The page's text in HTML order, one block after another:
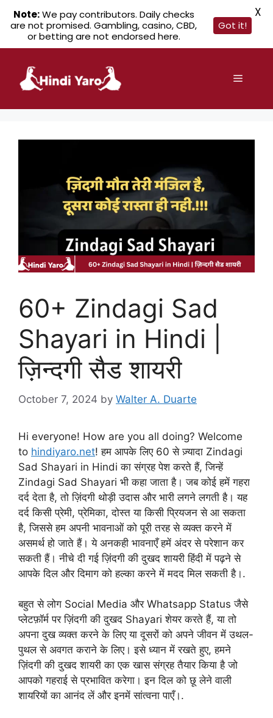
content
Menu
60+ Zindagi Sad
Shayari in Hindi |
ज़िन्दगी सैड शायरी
October 7, 2024 by Walter A. Duarte
Hi everyone! How are you all doing? Welcome
to hindiyaro.net! हम आपके लिए 60 से ज़्यादा Zindagi
Sad Shayari in Hindi का संग्रह पेश करते हैं, जिन्हें
Zindagi Sad Shayari भी कहा जाता है। जब कोई हमें गहरा
दर्द देता है, तो ज़िंदगी थोड़ी उदास और भारी लगने लगती है। यह
दर्द किसी प्रेमी, प्रेमिका, दोस्त या किसी प्रियजन से आ सकता
है, जिससे हम अपनी भावनाओं को पूरी तरह से व्यक्त करने में
असमर्थ हो जाते हैं। ये अनकही भावनाएँ हमें अंदर से परेशान कर
सकती हैं। नीचे दी गई ज़िंदगी की दुखद शायरी हिंदी में पढ़ने से
आपके दिल और दिमाग को हल्का करने में मदद मिल सकती है।.
बहुत से लोग Social Media और Whatsapp Status जैसे
प्लेटफ़ॉर्म पर ज़िंदगी की दुखद Shayari शेयर करते हैं, या तो
अपना दुख व्यक्त करने के लिए या दूसरों को अपने जीवन में उथल-
पुथल से अवगत कराने के लिए। इसे ध्यान में रखते हुए, हमने
ज़िंदगी की दुखद शायरी का एक खास संग्रह तैयार किया है जो
आपको गहराई से प्रभावित करेगा। इन दिल को छू लेने वाली
शायरियों का आनंद लें और इनमें सांत्वना पाएँ।.
Note:We pay contributors. Daily checks
are not promised. Gambling, casino, CBD,
or betting are not endorsed here.
Got it!
X